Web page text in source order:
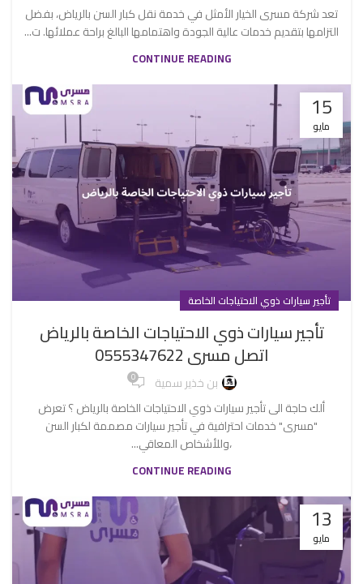
تعد شركة مسرى الخيار الأمثل في خدمة نقل كبار السن بالرياض، بفضل
التزامها بتقديم خدمات عالية الجودة واهتمامها البالغ براحة عملائها. ت...
CONTINUE READING
15
مايو
تأجير سيارات ذوي الاحتياجات الخاصة
تأجير سيارات ذوي الاحتياجات الخاصة بالرياض
اتصل مسرى 0555347622
بن خذير سمية 0
ألك حاجة الى تأجير سيارات ذوي الاحتياجات الخاصة بالرياض ؟ تعرض
"مسرى" خدمات احترافية في تأجير سيارات مصممة لكبار السن
،وللأشخاص المعاقي...
CONTINUE READING
13
مايو